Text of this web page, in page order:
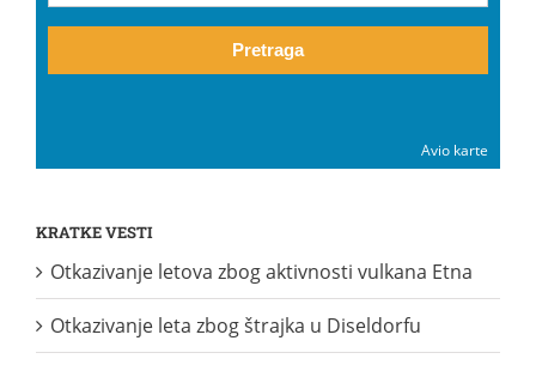
Pretraga
Avio karte
KRATKE VESTI
Otkazivanje letova zbog aktivnosti vulkana Etna
Otkazivanje leta zbog štrajka u Diseldorfu